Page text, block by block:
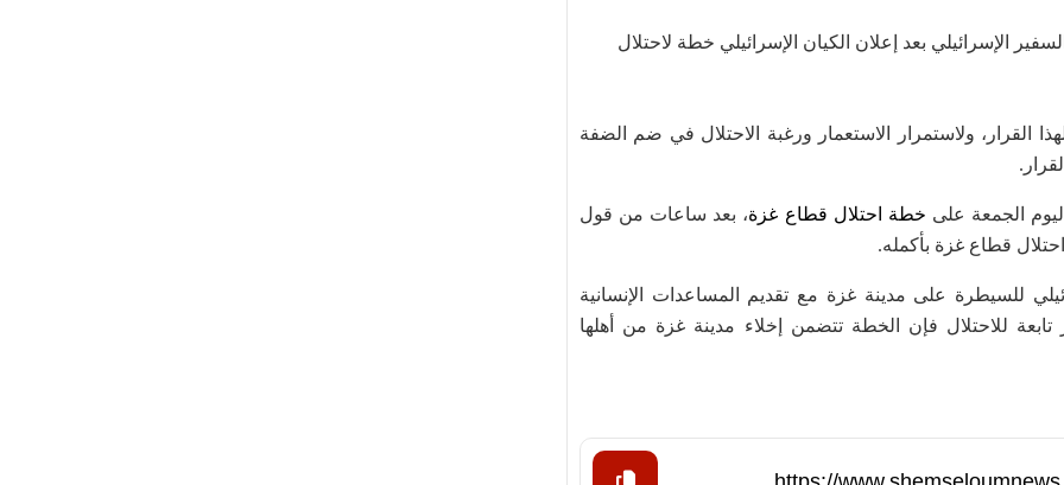
الإسرائيلي بعد إعلان الكيان الإسرائيلي خطة لاحتلال
القرار، ولاستمرار الاستعمار ورغبة الاحتلال في ضم الضفة
الجمعة على خطة احتلال قطاع غزة، بعد ساعات من قول
قطاع غزة بأكمله.
للسيطرة على مدينة غزة مع تقديم المساعدات الإنسانية
للاحتلال فإن الخطة تتضمن إخلاء مدينة غزة من أهلها